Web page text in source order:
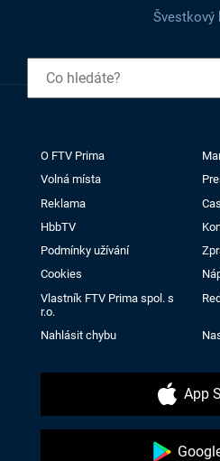
Švestkový
O FTV Prima
Volná místa
Reklama
HbbTV
Podmínky užívání
Cookies
Vlastník FTV Prima spol. s
r.o.
Nahlásit chybu
App